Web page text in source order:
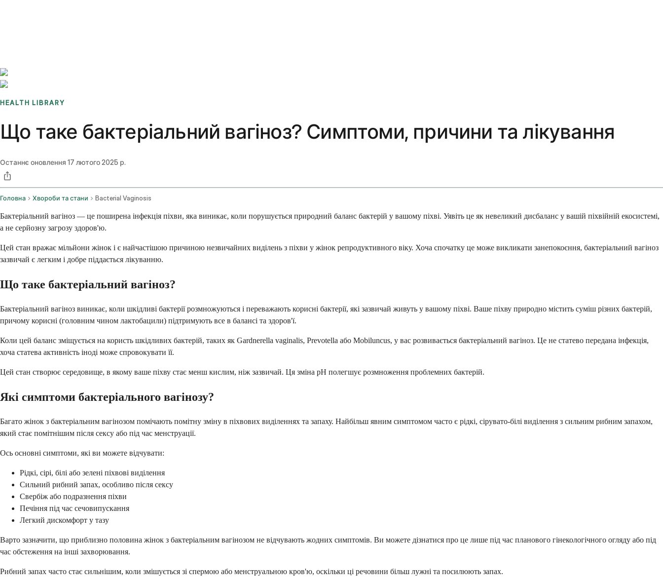
HEALTH LIBRARY
Що таке бактеріальний вагіноз? Симптоми, причини та лікування
Останнє оновлення 17 лютого 2025 р.
Головна Хвороби та стани Bacterial Vaginosis
Бактеріальний вагіноз — це поширена інфекція піхви, яка виникає, коли порушується природний баланс бактерій у вашому піхві. Уявіть це як невеликий дисбаланс у вашій піхвійній екосистемі,
а не серйозну загрозу здоров'ю.
Цей стан вражає мільйони жінок і є найчастішою причиною незвичайних виділень з піхви у жінок репродуктивного віку. Хоча спочатку це може викликати занепокоєння, бактеріальний вагіноз
зазвичай є легким і добре піддається лікуванню.
Що таке бактеріальний вагіноз?
Бактеріальний вагіноз виникає, коли шкідливі бактерії розмножуються і переважають корисні бактерії, які зазвичай живуть у вашому піхві. Ваше піхву природно містить суміш різних бактерій,
причому корисні (головним чином лактобацили) підтримують все в балансі та здоров'ї.
Коли цей баланс зміщується на користь шкідливих бактерій, таких як Gardnerella vaginalis, Prevotella або Mobiluncus, у вас розвивається бактеріальний вагіноз. Це не статево передана інфекція,
хоча статева активність іноді може спровокувати її.
Цей стан створює середовище, в якому ваше піхву стає менш кислим, ніж зазвичай. Ця зміна рН полегшує розмноження проблемних бактерій.
Які симптоми бактеріального вагінозу?
Багато жінок з бактеріальним вагінозом помічають помітну зміну в піхвових виділеннях та запаху. Найбільш явним симптомом часто є рідкі, сірувато-білі виділення з сильним рибним запахом,
який стає помітнішим після сексу або під час менструації.
Ось основні симптоми, які ви можете відчувати:
Рідкі, сірі, білі або зелені піхвові виділення
Сильний рибний запах, особливо після сексу
Свербіж або подразнення піхви
Печіння під час сечовипускання
Легкий дискомфорт у тазу
Варто зазначити, що приблизно половина жінок з бактеріальним вагінозом не відчувають жодних симптомів. Ви можете дізнатися про це лише під час планового гінекологічного огляду або під
час обстеження на інші захворювання.
Рибний запах часто стає сильнішим, коли змішується зі спермою або менструальною кров'ю, оскільки ці речовини більш лужні та посилюють запах.